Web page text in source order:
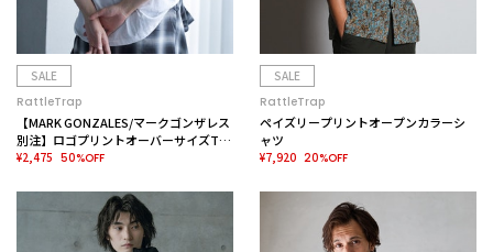
SALE
RattleTrap
【MARK GONZALES/マークゴンザレス
別注】ロゴプリントオーバーサイズTシ
ャツ
¥2,475 50%OFF
SALE
RattleTrap
ペイズリープリントオープンカラーシ
ャツ
¥7,920 20%OFF